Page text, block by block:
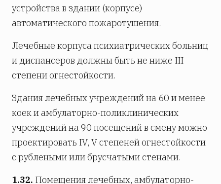
устройства в здании (корпусе)
автоматического пожаротушения.
Лечебные корпуса психиатрических больниц
и диспансеров должны быть не ниже III
степени огнестойкости.
Здания лечебных учреждений на 60 и менее
коек и амбулаторно-поликлинических
учреждений на 90 посещений в смену можно
проектировать IV, V степеней огнестойкости
с рублеными или брусчатыми стенами.
1.32. Помещения лечебных, амбулаторно-